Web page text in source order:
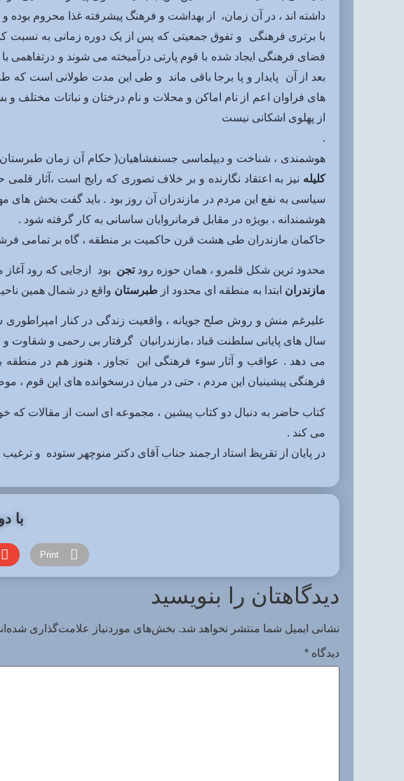
داشته اند ، در آن زمان، از بهداشت و فرهنگ پیشرفته غذا محروم بوده
با برتری فرهنگی و تفوق جمعیتی که پس از یک دوره زمانی به نسبت
فضای فرهنگی ایجاد شده با قوم پارتی درآمیخته می شوند و درتفاهمی
بعد از آن پایدار و پا برجا باقی ماند و طی این مدت طولانی است
های فراوان اعم از نام اماکن و محلات و نام درختان و نباتات
از پهلوی اشکانی نیست
.
هوشمندی ، شناخت و دیپلماسی جسنفشاهیان( حکام آن زمان
کلیله نیز به اعتقاد نگارنده و بر خلاف تصوری که رایج است ،آثار
سیاسی به نفع این مردم در مازندران آن روز بود . باید گفت بخش
هوشمندانه ، بویژه در مقابل فرمانروایان ساسانی به کار گرفته شود .
حاکمان مازندران طی هشت قرن حاکمیت بر منطقه ، گاه بر تمامی
محدود ترین شکل قلمرو ، همان حوزه رودتجن بود ازجایی که رود
مازندران ابتدا به منطقه ای محدود از طبرستان واقع در شمال همین
علیرغم منش و روش صلح جویانه ، واقعیت زندگی در کنار
سال های پایانی سلطنت قباد ،مازندرانیان گرفتار بی رحمی و
می دهد . عواقب و آثار سوء فرهنگی این تجاوز ، هنوز هم در
فرهنگی پیشینیان این مردم ، حتی در میان درسخوانده های این قوم
کتاب حاضر به دنبال دو کتاب پیشین ، مجموعه ای است از مقالات که
می کند .
در پایان از تقریظ استاد ارجمند جناب آقای دکتر منوچهر ستوده و
با
Print
دیدگاهتان را بنویسید
نشانی ایمیل شما منتشر نخواهد شد. بخش‌های موردنیاز علامت‌گذاری
دیدگاه *